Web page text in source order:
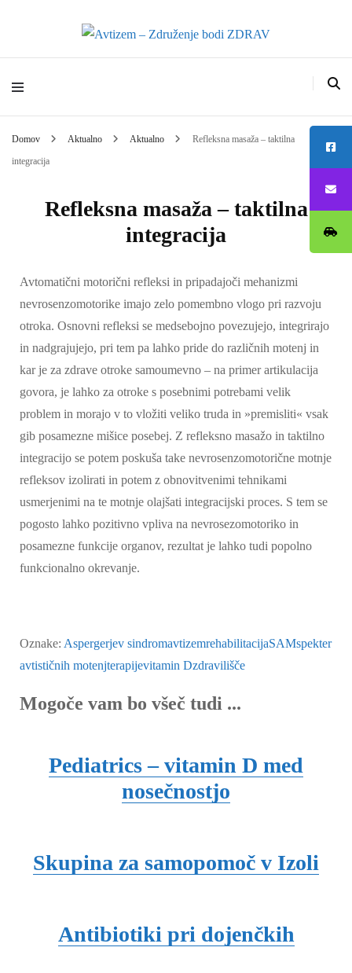
Avtizem – Združenje
bodi ZDRAV
Domov Aktualno Aktualno
Refleksna masaža – taktilna
integracija
Refleksna masaža – taktilna
integracija
Avtomatični motorični refleksi in pripadajoči mehanizmi
nevrosenzomotorike imajo zelo pomembno vlogo pri razvoju
otroka. Osnovni refleksi se medsebojno povezujejo, integrirajo
in nadgrajujejo, pri tem pa lahko pride do različnih motenj in
kar je za zdrave otroke samoumevno – na primer artikulacija
govora, je lahko za otroke s posebnimi potrebami velik
problem in morajo v to vložiti veliko truda in »premisliti« vsak
gib posamezne mišice posebej. Z refleksno masažo in taktilno
integracijo se potem poskuša take nevrosenzomotorične motnje
refleksov izolirati in potem z obnovitvenimi tehnikami
usmerjenimi na te motnje olajšati integracijski proces. S tem se
pogosto lahko pozitivno vpliva na nevrosezomotoriko in
posamezne funkcije organov, rezultat je lahko tudi popolno
funkcionalno okrevanje.
Oznake: Aspergerjev sindromavtizemrehabilitacijaSAMspekter
avtističnih motenjterapijevitamin Dzdravilišče
objav
Mogoče vam bo všeč tudi ...
Pediatrics – vitamin D med
nosečnostjo
Skupina za samopomoč v Izoli
Antibiotiki pri dojenčkih